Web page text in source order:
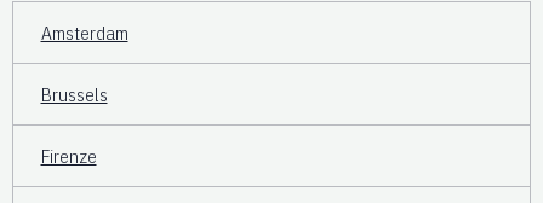
Amsterdam
Brussels
Firenze